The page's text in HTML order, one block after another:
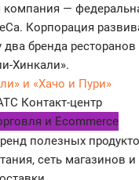
—
Корпорация
два бренда
Хинкали».
и «Хачо и Пури»
Контакт-центр
и Ecommerce
полезных
сеть магазинов и